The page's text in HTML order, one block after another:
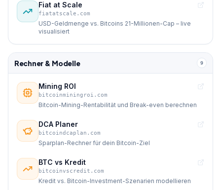
Fiat at Scale
fiatatscale.com
USD-Geldmenge vs. Bitcoins 21-Millionen-Cap – live
visualisiert
Rechner & Modelle 9
Mining ROI
bitcoinminingroi.com
Bitcoin-Mining-Rentabilität und Break-even berechnen
DCA Planer
bitcoindcaplan.com
Sparplan-Rechner für dein Bitcoin-Ziel
BTC vs Kredit
bitcoinvscredit.com
Kredit vs. Bitcoin-Investment-Szenarien modellieren